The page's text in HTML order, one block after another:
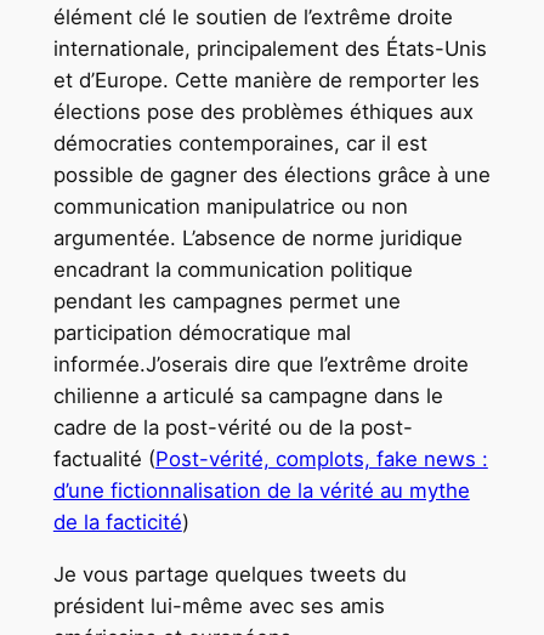
élément clé le soutien de l’extrême droite
internationale, principalement des États-Unis
et d’Europe. Cette manière de remporter les
élections pose des problèmes éthiques aux
démocraties contemporaines, car il est
possible de gagner des élections grâce à une
communication manipulatrice ou non
argumentée. L’absence de norme juridique
encadrant la communication politique
pendant les campagnes permet une
participation démocratique mal
informée.J’oserais dire que l’extrême droite
chilienne a articulé sa campagne dans le
cadre de la post-vérité ou de la post-
factualité (Post-vérité, complots, fake news :
d’une fictionnalisation de la vérité au mythe
de la facticité)
Je vous partage quelques tweets du
président lui-même avec ses amis